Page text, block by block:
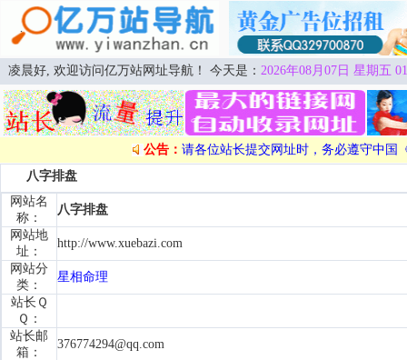
凌晨好, 欢迎访问亿万站网址导航！ 今天是： 2026年08月07日 星期五
公告： 请各位站长提交网址时，务必遵守中国
八字排盘
网站名
称：
八字排盘
网站地
址：
http://www.xuebazi.com
网站分
类：
星相命理
站长Ｑ
Ｑ：
站长邮
箱：
376774294@qq.com